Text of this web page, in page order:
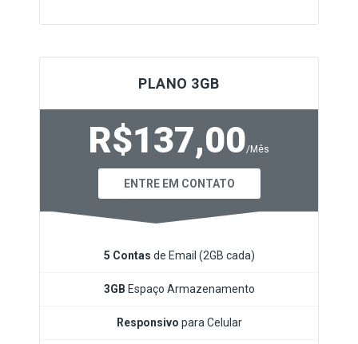
PLANO 3GB
R$137,00/Mês
ENTRE EM CONTATO
5 Contas de Email (2GB cada)
3GB Espaço Armazenamento
Responsivo para Celular